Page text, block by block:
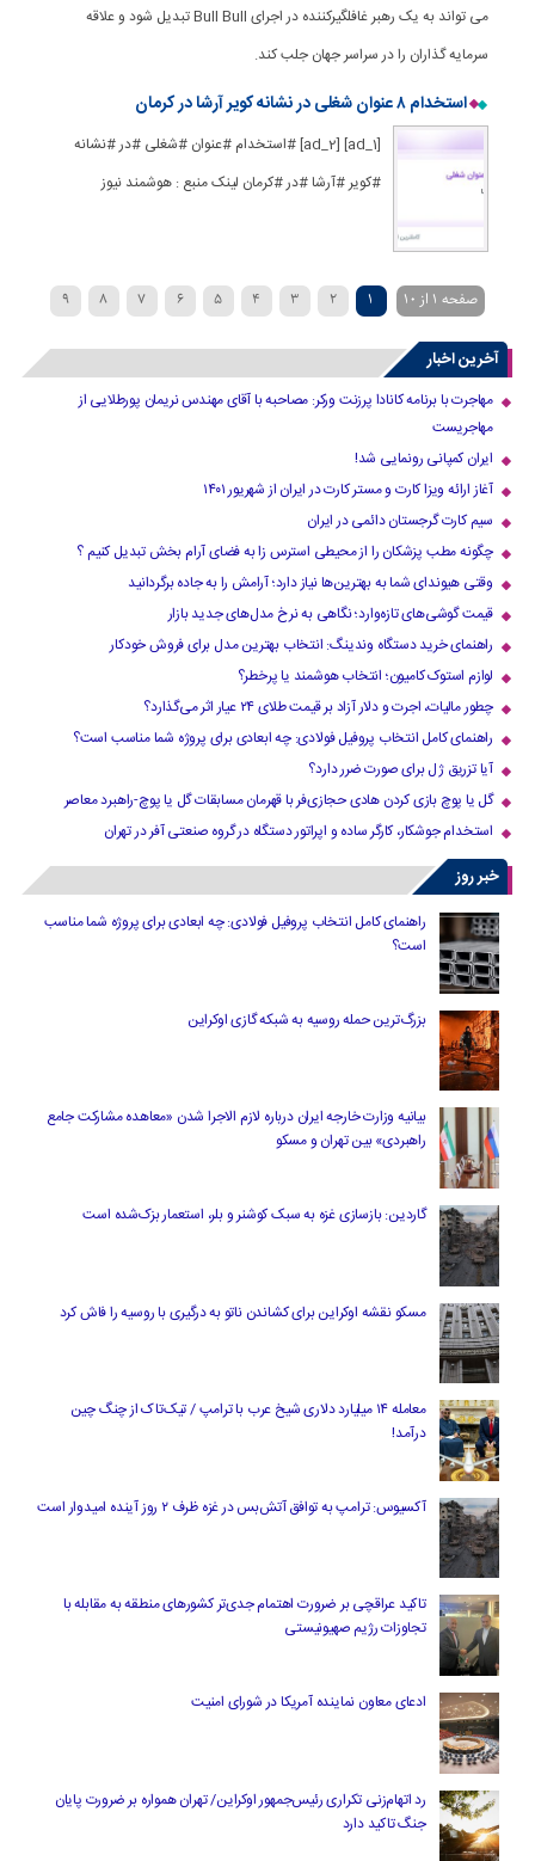
می تواند به یک رهبر غافلگیرکننده در اجرای Bull Bull تبدیل شود و علاقه
سرمایه گذاران را در سراسر جهان جلب کند.
استخدام ۸ عنوان شغلی در نشانه کویر آرشا در کرمان
[ad_1] [ad_2] #استخدام #عنوان #شغلی #در #نشانه
#کویر #آرشا #در #کرمان لینک منبع : هوشمند نیوز
صفحه 1 از 10 1
2
3
4
5
6
7
8
9
10
› آخرین اخبار
مهاجرت با برنامه کانادا پرزنت ورکر: مصاحبه با آقای مهندس نریمان پورطلایی از
مهاجریست
ایران کمپانی رونمایی شد!
آغاز ارائه ویزا کارت و مستر کارت در ایران از شهریور ۱۴۰۱
سیم کارت گرجستان دائمی در ایران
چگونه مطب پزشکان را از محیطی استرس زا به فضای آرام بخش تبدیل کنیم ؟
وقتی هیوندای شما به بهترین‌ها نیاز دارد؛ آرامش را به جاده برگردانید
قیمت گوشی‌های تازه‌وارد؛ نگاهی به نرخ مدل‌های جدید بازار
راهنمای خرید دستگاه وندینگ: انتخاب بهترین مدل برای فروش خودکار
لوازم استوک کامیون؛ انتخاب هوشمند یا پرخطر؟
چطور مالیات، اجرت و دلار آزاد بر قیمت طلای ۲۴ عیار اثر می‌گذارد؟
راهنمای کامل انتخاب پروفیل فولادی: چه ابعادی برای پروژه شما مناسب است؟
آیا تزریق ژل برای صورت ضرر دارد​؟
گل یا پوچ بازی کردن هادی حجازی‌فر با قهرمان مسابقات گل یا پوچ-راهبرد معاصر
استخدام جوشکار، کارگر ساده و اپراتور دستگاه در گروه صنعتی آفر در تهران
خبر روز
راهنمای کامل انتخاب پروفیل فولادی: چه ابعادی برای پروژه شما مناسب
است؟
بزرگ‌ترین حمله روسیه به شبکه گازی اوکراین
بیانیه وزارت خارجه ایران درباره لازم‌ الاجرا شدن «معاهده مشارکت جامع
راهبردی» بین تهران و مسکو
گاردین: بازسازی غزه به سبک کوشنر و بلر، استعمار بزک‌شده است
مسکو نقشه اوکراین برای کشاندن ناتو به درگیری با روسیه را فاش کرد
معامله ۱۴ میلیارد دلاری شیخ عرب با ترامپ / تیک‌تاک از چنگ چین
درآمد!
آکسیوس: ترامپ به توافق آتش‌بس در غزه ظرف ۲ روز آینده امیدوار است
تاکید عراقچی بر ضرورت اهتمام جدی‌تر کشورهای منطقه به مقابله با
تجاوزات رژیم صهیونیستی
ادعای معاون نماینده آمریکا در شورای امنیت
رد اتهام‌زنی تکراری رئیس‌جمهور اوکراین/ تهران همواره بر ضرورت پایان
جنگ تاکید دارد